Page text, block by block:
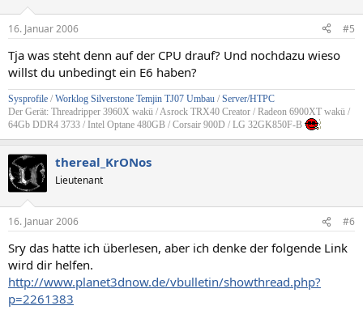
16. Januar 2006 #5
Tja was steht denn auf der CPU drauf? Und nochdazu wieso
willst du unbedingt ein E6 haben?
Sysprofile / Worklog Silverstone Temjin TJ07 Umbau / Server/HTPC
Der Gerät: Threadripper 3960X wakü / Asrock TRX40 Creator / Radeon 6900XT wakü /
64Gb DDR4 3733 / Intel Optane 480GB / Corsair 900D / LG 32GK850F-B
thereal_KrONos
Lieutenant
16. Januar 2006 #6
Sry das hatte ich überlesen, aber ich denke der folgende Link
wird dir helfen.
http://www.planet3dnow.de/vbulletin/showthread.php?
p=2261383